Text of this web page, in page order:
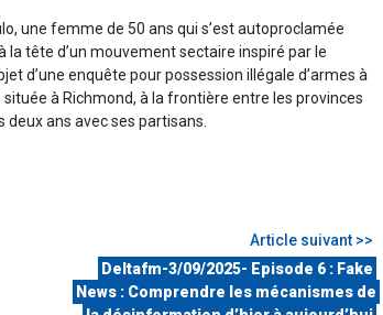
une femme de 50 ans qui s’est autoproclamée
la tête d’un mouvement sectaire inspiré par le
d’une enquête pour possession illégale d’armes à
à Richmond, à la frontière entre les provinces
ans avec ses partisans.
Article suivant >>
Deltafm-3/09/2025- Episode 6 : Fake
News : Comprendre les mécanismes de